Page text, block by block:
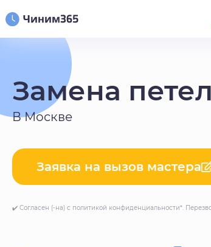
Замена
В Москве
Заявка на вызов мастера
✔️ Согласен (-на) с политикой конфиденциальности*.